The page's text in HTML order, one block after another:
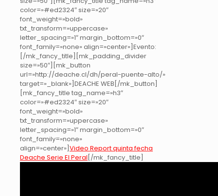
color=»#ed2324″ size=»20″
font_weight=»bold»
txt_transform=»uppercase»
letter_spacing=»1″ margin_bottom=»0″
font_family=»none» align=»center»]Evento:
[/mk_fancy_title][mk_padding_divider
size=»50″][mk_button
url=»http://deache.cl/dh/peral-puente-alto/»
target=»_blank»]DEACHE WEB[/mk_button]
[mk_fancy_title tag_name=»h3″
color=»#ed2324″ size=»20″
font_weight=»bold»
txt_transform=»uppercase»
letter_spacing=»1″ margin_bottom=»0″
font_family=»none»
align=»center»]Video Report quinta fecha
Deache Serie El Peral [/mk_fancy_title]